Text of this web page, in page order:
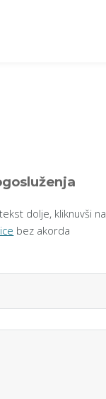
dolje, kliknuvši na
bez akorda